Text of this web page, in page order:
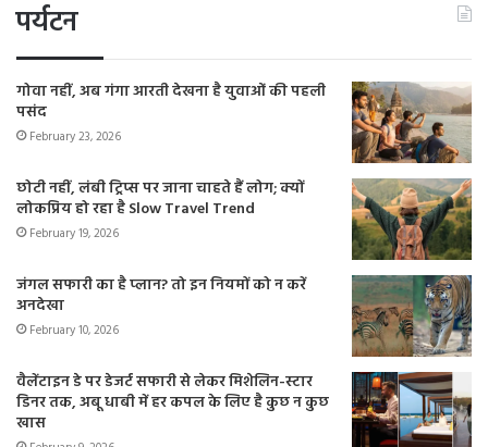
पर्यटन
गोवा नहीं, अब गंगा आरती देखना है युवाओं की पहली
पसंद
February 23, 2026
छोटी नहीं, लंबी ट्रिप्स पर जाना चाहते हैं लोग; क्यों
लोकप्रिय हो रहा है Slow Travel Trend
February 19, 2026
जंगल सफारी का है प्लान? तो इन नियमों को न करें
अनदेखा
February 10, 2026
वैलेंटाइन डे पर डेजर्ट सफारी से लेकर मिशेलिन-स्टार
डिनर तक, अबू धाबी में हर कपल के लिए है कुछ न कुछ
खास